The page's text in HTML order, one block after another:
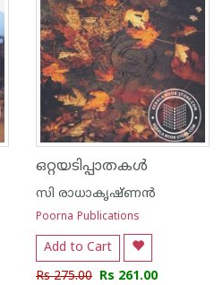
ഒറ്റയടിപ്പാതകള്‍
സി രാധാകൃഷ്ണന്‍
Poorna Publications
Add to Cart
Rs 275.00 Rs 261.00